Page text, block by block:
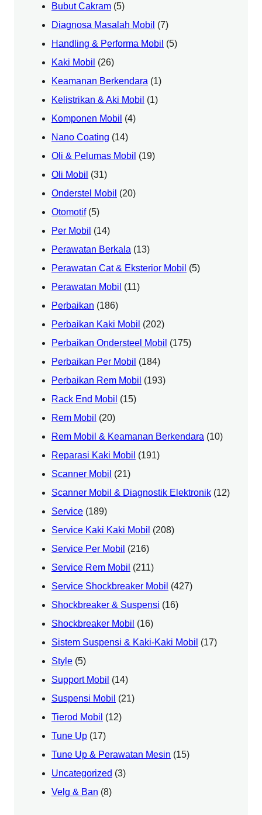
Bubut Cakram (5)
Diagnosa Masalah Mobil (7)
Handling & Performa Mobil (5)
Kaki Mobil (26)
Keamanan Berkendara (1)
Kelistrikan & Aki Mobil (1)
Komponen Mobil (4)
Nano Coating (14)
Oli & Pelumas Mobil (19)
Oli Mobil (31)
Onderstel Mobil (20)
Otomotif(5)
Per Mobil (14)
Perawatan Berkala (13)
Perawatan Cat & Eksterior Mobil (5)
Perawatan Mobil (11)
Perbaikan (186)
Perbaikan Kaki Mobil (202)
Perbaikan Ondersteel Mobil (175)
Perbaikan Per Mobil (184)
Perbaikan Rem Mobil (193)
Rack End Mobil (15)
Rem Mobil (20)
Rem Mobil & Keamanan Berkendara (10)
Reparasi Kaki Mobil (191)
Scanner Mobil (21)
Scanner Mobil & Diagnostik Elektronik (12)
Service (189)
Service Kaki Kaki Mobil (208)
Service Per Mobil (216)
Service Rem Mobil (211)
Service Shockbreaker Mobil (427)
Shockbreaker & Suspensi (16)
Shockbreaker Mobil (16)
Sistem Suspensi & Kaki-Kaki Mobil (17)
Style (5)
Support Mobil (14)
Suspensi Mobil (21)
Tierod Mobil (12)
Tune Up (17)
Tune Up & Perawatan Mesin (15)
Uncategorized (3)
Velg & Ban (8)